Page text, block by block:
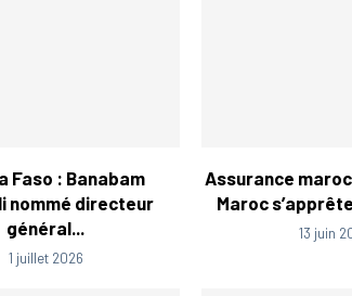
Faso : Banabam
nommé directeur
général...
1 juillet 2026
Assurance
Maroc
13 juin